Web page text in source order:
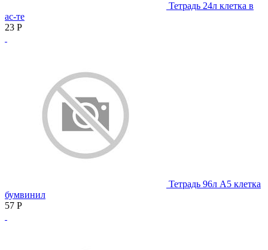
Тетрадь 24л клетка в
ас-те
23 Р
Тетрадь 96л А5 клетка
бумвинил
57 Р